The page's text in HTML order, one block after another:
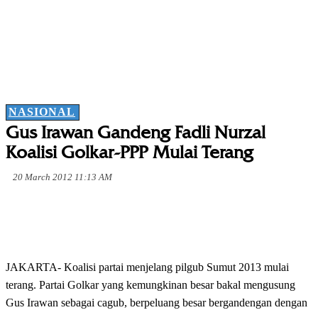
NASIONAL
Gus Irawan Gandeng Fadli Nurzal
Koalisi Golkar-PPP Mulai Terang
20 March 2012 11:13 AM
JAKARTA- Koalisi partai menjelang pilgub Sumut 2013 mulai
terang. Partai Golkar yang kemungkinan besar bakal mengusung
Gus Irawan sebagai cagub, berpeluang besar bergandengan dengan